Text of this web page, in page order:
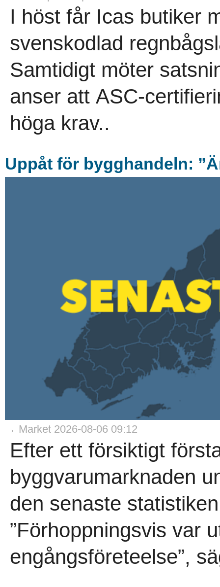
I höst får Icas butiker
svenskodlad
Samtidigt möter
anser att ASC-
höga krav..
→ Market 2026-08-06 09:12
Efter ett försiktigt
byggvarumarknaden
den senaste
”Förhoppningsvis var
engångsföreteelse”,